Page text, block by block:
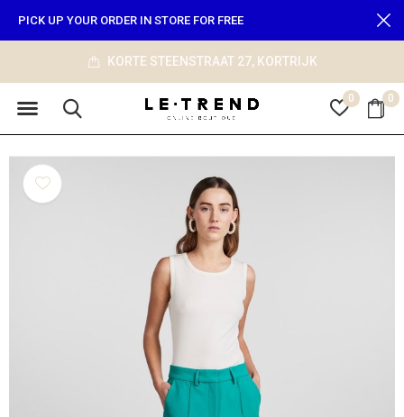
0 0
KORTE STEENSTRAAT 27, KORTRIJK
PICK UP YOUR ORDER IN STORE FOR FREE